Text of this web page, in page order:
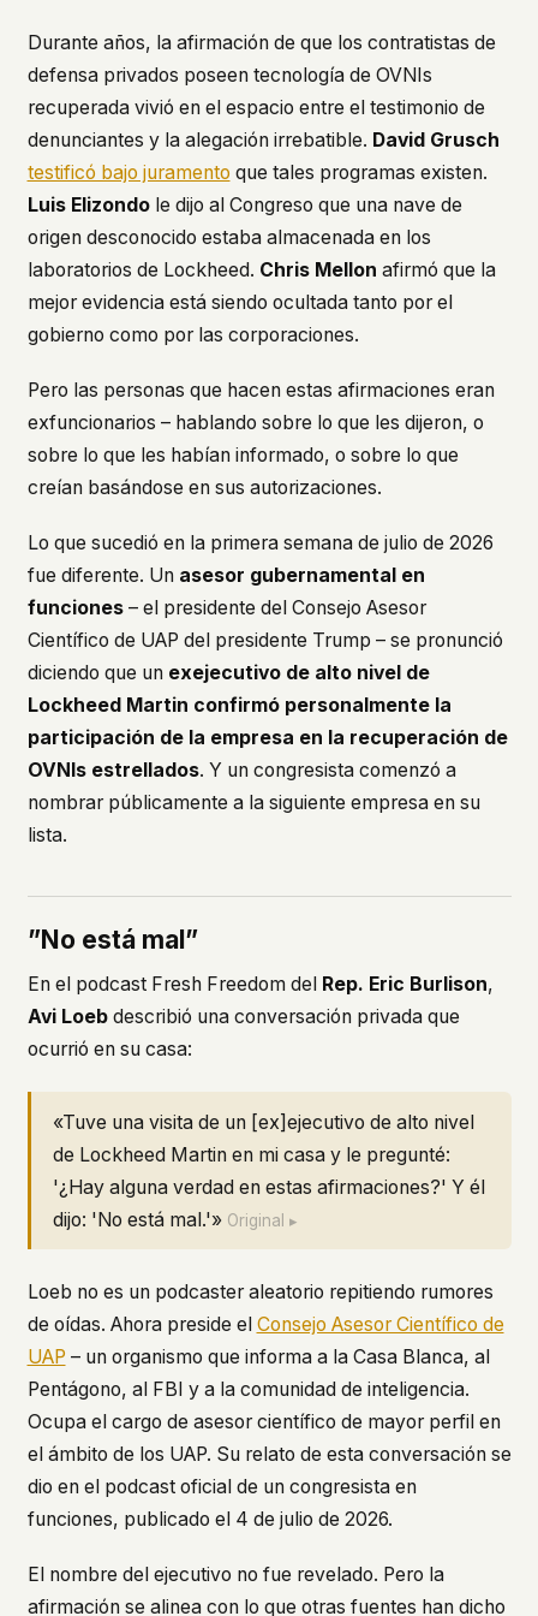
This isn't a privacy policy written by lawyers to
protect us. It's a promise written by us to protect
you. If we ever add analytics, tracking, or third-
party scripts, we'll say so here first – and you
should stop trusting us.
Durante años, la afirmación de que los contratistas de
defensa privados poseen tecnología de OVNIs
recuperada vivió en el espacio entre el testimonio de
denunciantes y la alegación irrebatible. David Grusch
testificó bajo juramento que tales programas existen.
Luis Elizondole dijo al Congreso que una nave de
origen desconocido estaba almacenada en los
laboratorios de Lockheed. Chris Mellon afirmó que la
mejor evidencia está siendo ocultada tanto por el
gobierno como por las corporaciones.
Pero las personas que hacen estas afirmaciones eran
exfuncionarios – hablando sobre lo que les dijeron, o
sobre lo que les habían informado, o sobre lo que
creían basándose en sus autorizaciones.
Lo que sucedió en la primera semana de julio de 2026
fue diferente. Un asesor gubernamental en
funciones– el presidente del Consejo Asesor
Científico de UAP del presidente Trump – se pronunció
diciendo que un exejecutivo de alto nivel de
Lockheed Martin confirmó personalmente la
participación de la empresa en la recuperación de
OVNIs estrellados. Y un congresista comenzó a
nombrar públicamente a la siguiente empresa en su
lista.
”No está mal”
En el podcast Fresh Freedomdel Rep. Eric Burlison,
Avi Loebdescribió una conversación privada que
ocurrió en su casa:
«Tuve una visita de un [ex]ejecutivo de alto nivel
de Lockheed Martin en mi casa y le pregunté:
'¿Hay alguna verdad en estas afirmaciones?' Y él
dijo: 'No está mal.'» Original ▸
Loeb no es un podcaster aleatorio repitiendo rumores
de oídas. Ahora preside el Consejo Asesor Científico de
UAP – un organismo que informa a la Casa Blanca, al
Pentágono, al FBI y a la comunidad de inteligencia.
Ocupa el cargo de asesor científico de mayor perfil en
el ámbito de los UAP. Su relato de esta conversación se
dio en el podcast oficial de un congresista en
funciones, publicado el 4 de julio de 2026.
El nombre del ejecutivo no fue revelado. Pero la
afirmación se alinea con lo que otras fuentes han dicho